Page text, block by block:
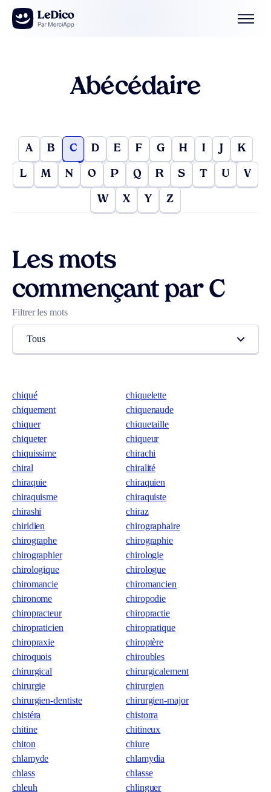
Aller au contenu
Abécédaire
A B C D E F G H I J K
L M N O P Q R S T U V
W X Y Z
Les mots
commençant par C
Filtrer les mots
Tous
chiqué
chiquelette
chiquement
chiquenaude
chiquer
chiquetaille
chiqueter
chiqueur
chiquissime
chirachi
chiral
chiralité
chiraquie
chiraquien
chiraquisme
chiraquiste
chirashi
chiraz
chiridien
chirographaire
chirographe
chirographie
chirographier
chirologie
chirologique
chirologue
chiromancie
chiromancien
chironome
chiropodie
chiropracteur
chiropractie
chiropraticien
chiropratique
chiropraxie
chiroptère
chiroquois
chiroubles
chirurgical
chirurgicalement
chirurgie
chirurgien
chirurgien-dentiste
chirurgien-major
chistéra
chistorra
chitine
chitineux
chiton
chiure
chlamyde
chlamydia
chlass
chlasse
chleuh
chlinguer